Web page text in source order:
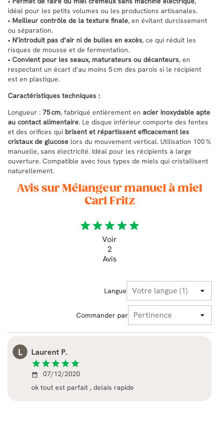
idéal pour les petits volumes ou les productions artisanales.
• Meilleur contrôle de la texture finale, en évitant durcissement
ou séparation.
• N’introduit pas d’air ni de bulles en excès, ce qui réduit les
risques de mousse et de fermentation.
• Convient pour les seaux, maturateurs ou décanteurs, en
respectant un écart d’au moins 5 cm des parois si le récipient
est en plastique.
Caractéristiques techniques :
Longueur : 75 cm, fabriqué entièrement en acier inoxydable apte
au contact alimentaire. Le disque inférieur comporte des fentes
et des orifices qui brisent et répartissent efficacement les
cristaux de glucose lors du mouvement vertical. Utilisation 100 %
manuelle, sans électricité. Idéal pour les récipients à large
ouverture. Compatible avec tous types de miels qui cristallisent
naturellement.
Avis sur Mélangeur manuel à miel
Carl Fritz
starstarstarstarstar
Voir
2
Avis
Langue
Commander par
L Laurent P.
star star star star star
date_range
07/12/2020
ok tout est parfait , delais rapide